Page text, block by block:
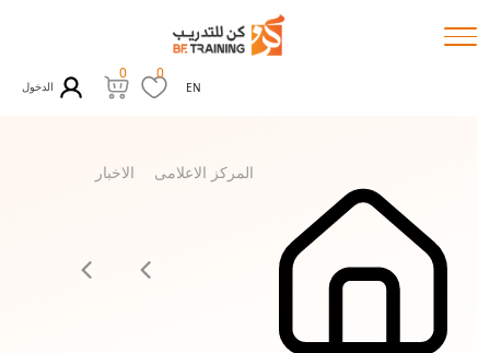
EN
0
0
الدخول
المركز الاعلامى الاخبار